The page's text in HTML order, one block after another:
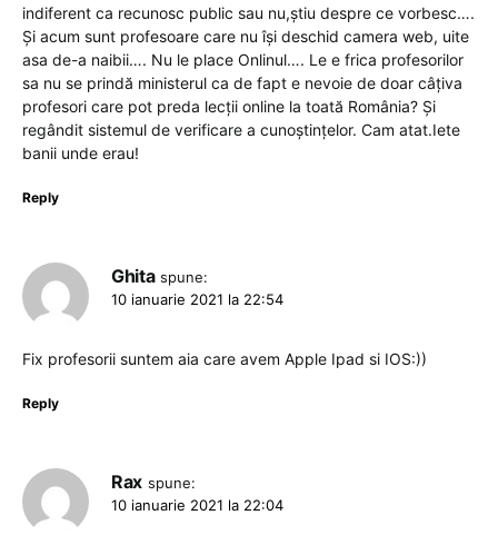
indiferent ca recunosc public sau nu,știu despre ce vorbesc….
Și acum sunt profesoare care nu își deschid camera web, uite
asa de-a naibii…. Nu le place Onlinul…. Le e frica profesorilor
sa nu se prindă ministerul ca de fapt e nevoie de doar câțiva
profesori care pot preda lecții online la toată România? Și
regândit sistemul de verificare a cunoștințelor. Cam atat.Iete
banii unde erau!
Reply
Ghita spune:
10 ianuarie 2021 la 22:54
Fix profesorii suntem aia care avem Apple Ipad si IOS:))
Reply
Rax spune:
10 ianuarie 2021 la 22:04